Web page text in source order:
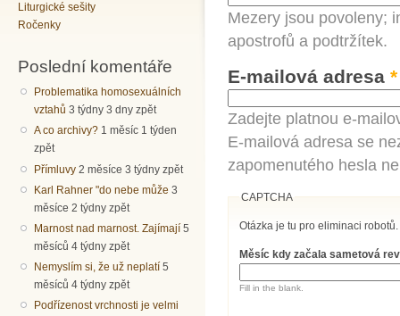
Liturgické sešity
Ročenky
Poslední komentáře
Problematika homosexuálních
vztahů 3 týdny 3 dny zpět
A co archivy? 1 měsíc 1 týden
zpět
Přímluvy 2 měsíce 3 týdny zpět
Karl Rahner "do nebe může 3
měsíce 2 týdny zpět
Marnost nad marnost. Zajímají 5
měsíců 4 týdny zpět
Nemyslím si, že už neplatí 5
měsíců 4 týdny zpět
Podřízenost vrchnosti je velmi
Mezery jsou povoleny;
apostrofů a podtržítek.
E-mailová adresa *
Zadejte platnou e-
E-mailová adresa se
zapomenutého hesla
CAPTCHA
Otázka je tu pro eliminaci robotů.
Měsíc kdy začala sametová
Fill in the blank.